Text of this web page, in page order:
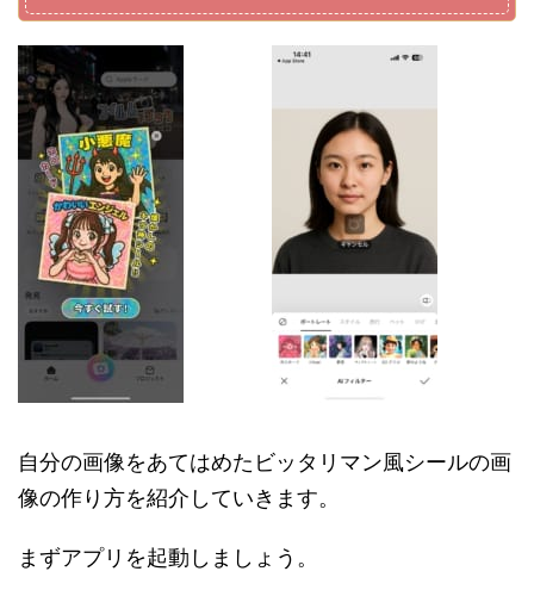
自分の画像をあてはめたビッタリマン風シールの画
像の作り方を紹介していきます。
まずアプリを起動しましょう。